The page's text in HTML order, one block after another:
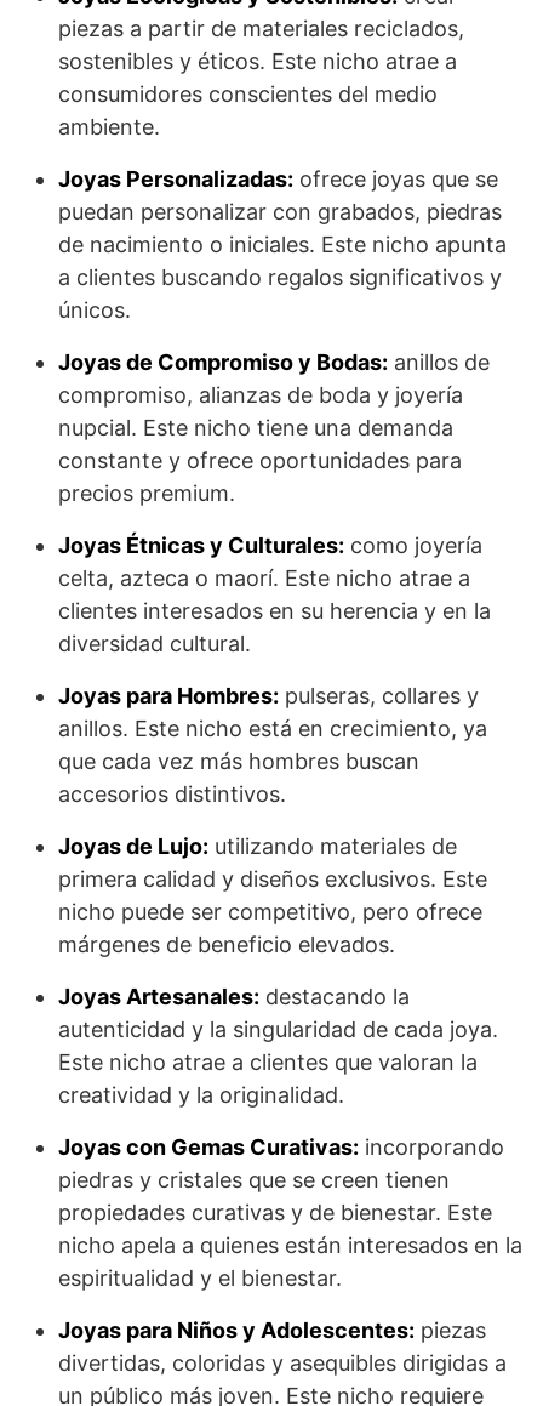
piezas a partir de materiales reciclados,
sostenibles y éticos. Este nicho atrae a
consumidores conscientes del medio
ambiente.
Joyas Personalizadas: ofrece joyas que se
puedan personalizar con grabados, piedras
de nacimiento o iniciales. Este nicho apunta
a clientes buscando regalos significativos y
únicos.
Joyas de Compromiso y Bodas: anillos de
compromiso, alianzas de boda y joyería
nupcial. Este nicho tiene una demanda
constante y ofrece oportunidades para
precios premium.
Joyas Étnicas y Culturales: como joyería
celta, azteca o maorí. Este nicho atrae a
clientes interesados en su herencia y en la
diversidad cultural.
Joyas para Hombres: pulseras, collares y
anillos. Este nicho está en crecimiento, ya
que cada vez más hombres buscan
accesorios distintivos.
Joyas de Lujo: utilizando materiales de
primera calidad y diseños exclusivos. Este
nicho puede ser competitivo, pero ofrece
márgenes de beneficio elevados.
Joyas Artesanales: destacando la
autenticidad y la singularidad de cada joya.
Este nicho atrae a clientes que valoran la
creatividad y la originalidad.
Joyas con Gemas Curativas: incorporando
piedras y cristales que se creen tienen
propiedades curativas y de bienestar. Este
nicho apela a quienes están interesados en la
espiritualidad y el bienestar.
Joyas para Niños y Adolescentes: piezas
divertidas, coloridas y asequibles dirigidas a
un público más joven. Este nicho requiere